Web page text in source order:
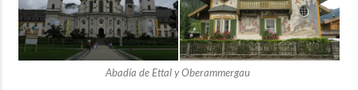
Abadía de Ettal y Oberammergau